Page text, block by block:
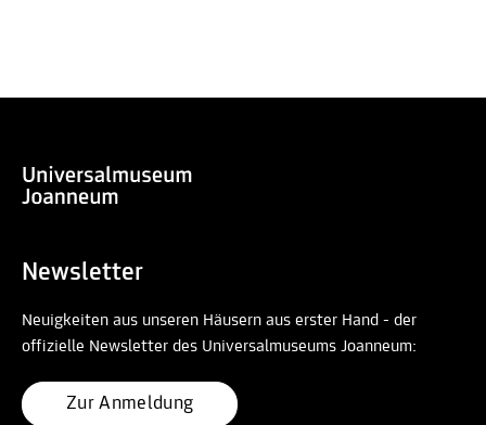
Newsletter
Neuigkeiten aus unseren Häusern aus erster Hand - der
offizielle Newsletter des Universalmuseums Joanneum:
Zur Anmeldung